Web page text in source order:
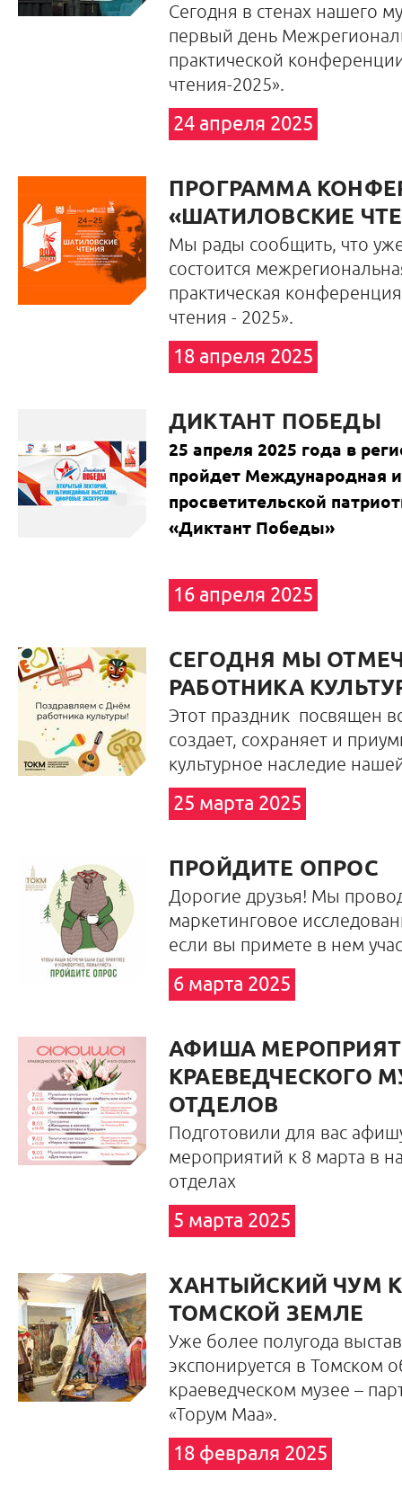
Сегодня в стенах нашего
первый день
практической
чтения-2025».
24 апреля 2025
ПРОГРАММА
«ШАТИЛОВСКИЕ
Мы рады сообщить, что
состоится
практическая
чтения - 2025».
18 апреля 2025
ДИКТАНТ ПОБЕДЫ
25 апреля 2025 года в
пройдет Международная
просветительской
«Диктант Победы»
16 апреля 2025
СЕГОДНЯ МЫ
РАБОТНИКА
Этот праздник посвящен
создает, сохраняет и
культурное наследие
25 марта 2025
ПРОЙДИТЕ ОПРОС
Дорогие друзья! Мы
маркетинговое
если вы примете в нем
6 марта 2025
АФИША
КРАЕВЕДЧЕСКОГО
ОТДЕЛОВ
Подготовили для вас
мероприятий к 8 марта в
отделах
5 марта 2025
ХАНТЫЙСКИЙ ЧУМ
ТОМСКОЙ ЗЕМЛЕ
Уже более полугода
экспонируется в Томском
краеведческом музее –
«Торум Маа».
18 февраля 2025